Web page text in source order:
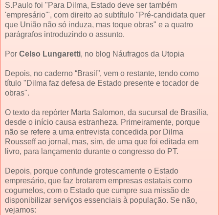
S.Paulo foi "Para Dilma, Estado deve ser também
'empresário'", com direito ao subtítulo "Pré-candidata quer
que União não só induza, mas toque obras" e a quatro
parágrafos introduzindo o assunto.
Por Celso Lungaretti, no blog Náufragos da Utopia
Depois, no caderno “Brasil”, vem o restante, tendo como
título "Dilma faz defesa de Estado presente e tocador de
obras".
O texto da repórter Marta Salomon, da sucursal de Brasília,
desde o início causa estranheza. Primeiramente, porque
não se refere a uma entrevista concedida por Dilma
Rousseff ao jornal, mas, sim, de uma que foi editada em
livro, para lançamento durante o congresso do PT.
Depois, porque confunde grotescamente o Estado
empresário, que faz brotarem empresas estatais como
cogumelos, com o Estado que cumpre sua missão de
disponibilizar serviços essenciais à população. Se não,
vejamos: